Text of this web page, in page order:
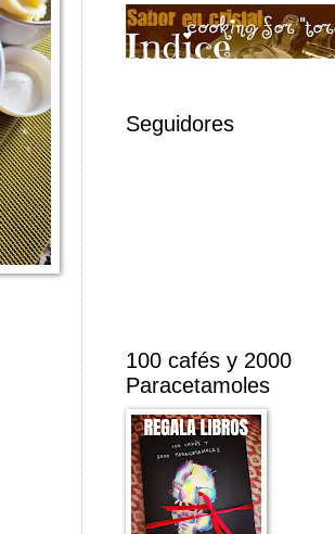
Seguidores
100 cafés y 2000
Paracetamoles